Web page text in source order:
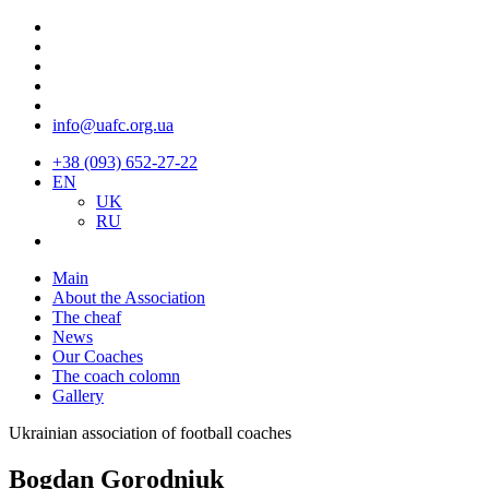
info@uafc.org.ua
+38 (093) 652-27-22
EN
UK
RU
Main
About the Association
The cheaf
News
Our Coaches
The coach colomn
Gallery
Ukrainian association of football coaches
Bogdan Gorodniuk